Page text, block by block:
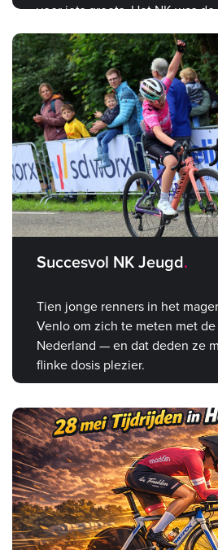
voor iets groots. Het NK was
bevestiging.
Succesvol NK Jeugd
Tien jonge renners in het
Venlo om zich te meten met
Nederland — en dat deden ze
flinke dosis plezier.